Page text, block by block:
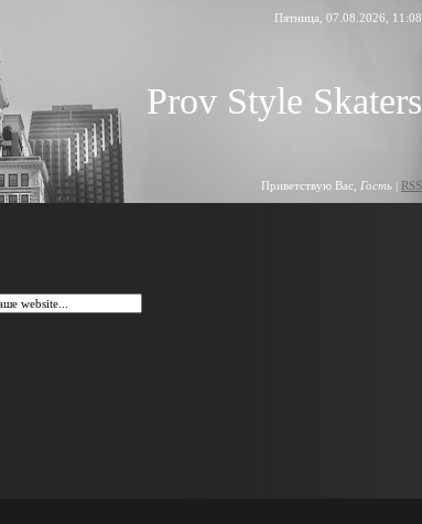
Пятница, 07.08.2026, 11:08
Prov Style Skaters
Приветствую Вас Гость | RSS